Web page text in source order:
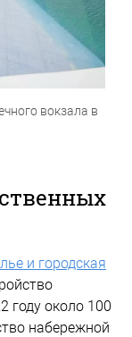
вокзала в
и городская
году около 100
набережной